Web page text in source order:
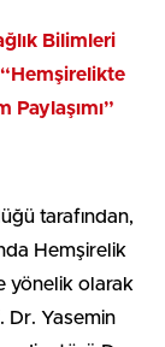
Bilimleri
Paylaşımı”
tarafından,
Hemşirelik
yönelik olarak
Dr. Yasemin